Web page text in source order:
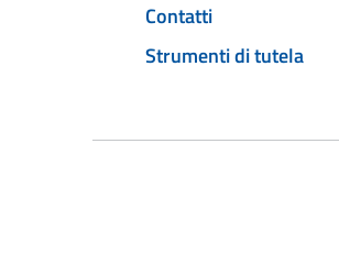
Contatti
Strumenti di tutela